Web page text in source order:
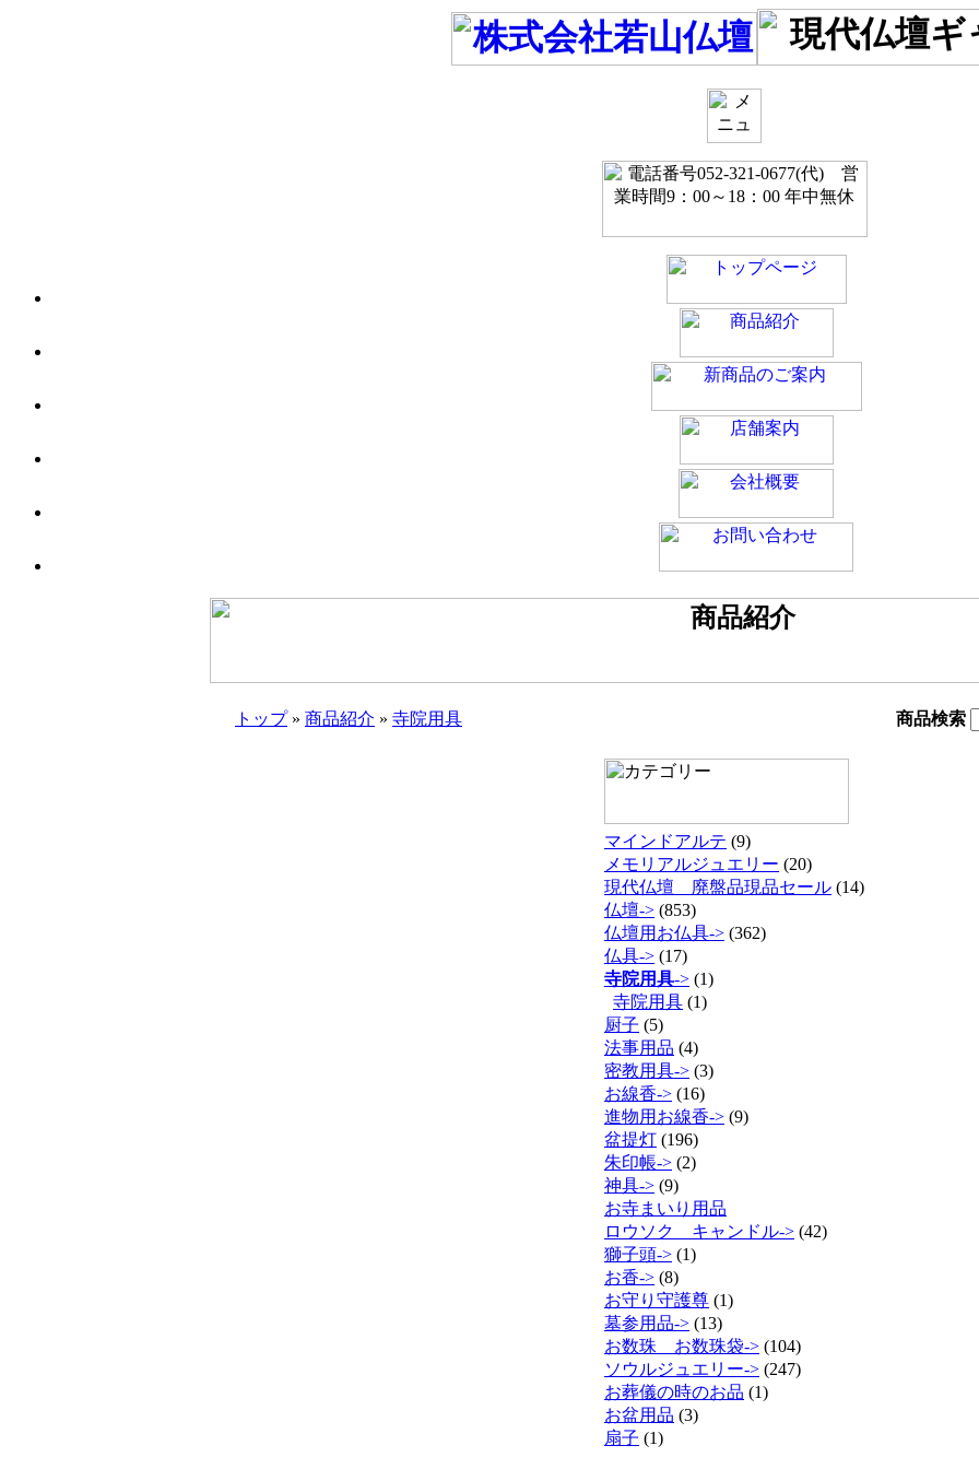
トップ» 商品紹介 » 寺院用具 商品検索
マインドアルテ (9)
メモリアルジュエリー (20)
現代仏壇 廃盤品現品セール (14)
仏壇-> (853)
仏壇用お仏具-> (362)
仏具-> (17)
寺院用具-> (1)
寺院用具 (1)
厨子 (5)
法事用品 (4)
密教用具-> (3)
お線香-> (16)
進物用お線香-> (9)
盆提灯 (196)
朱印帳-> (2)
神具-> (9)
お寺まいり用品
ロウソク キャンドル-> (42)
獅子頭-> (1)
お香-> (8)
お守り守護尊 (1)
墓参用品-> (13)
お数珠 お数珠袋-> (104)
ソウルジュエリー-> (247)
お葬儀の時のお品 (1)
お盆用品 (3)
扇子 (1)